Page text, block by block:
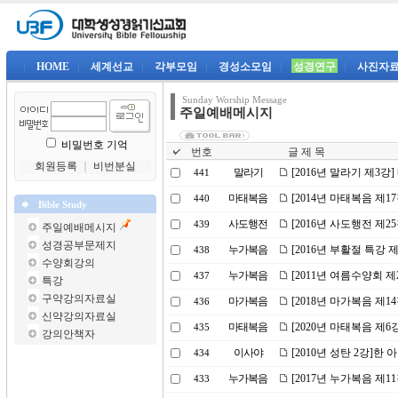
HOME 세계선교 각부모임 경성소모임 성경연구 사진자
비밀번호 기억
회원등록
비번분실
Bible Study
주일예배메시지
성경공부문제지
수양회강의
특강
구약강의자료실
신약강의자료실
강의안책자
Sunday Worship Message
주일예배메시지
번호 글 제 목
441 말라기 [2016년 말라기 제3강
440 마태복음 [2014년 마태복음 제
439 사도행전 [2016년 사도행전 제
438 누가복음 [2016년 부활절 특강
437 누가복음 [2011년 여름수양회
436 마가복음 [2018년 마가복음 제
435 마태복음 [2020년 마태복음 제6
434 이사야 [2010년 성탄 2강]한
433 누가복음 [2017년 누가복음 제